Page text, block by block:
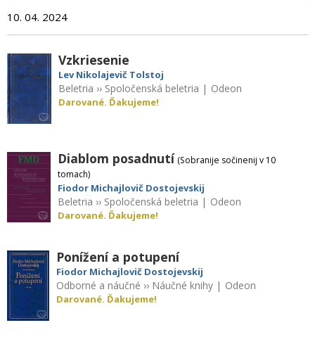
10. 04. 2024
Vzkriesenie
Lev Nikolajevič Tolstoj
Beletria ›› Spoločenská beletria | Odeon
Darované. Ďakujeme!
Diablom posadnutí (Sobranije sočinenij v 10
tomach)
Fiodor Michajlovič Dostojevskij
Beletria ›› Spoločenská beletria | Odeon
Darované. Ďakujeme!
Ponížení a potupení
Fiodor Michajlovič Dostojevskij
Odborné a náučné ›› Náučné knihy | Odeon
Darované. Ďakujeme!